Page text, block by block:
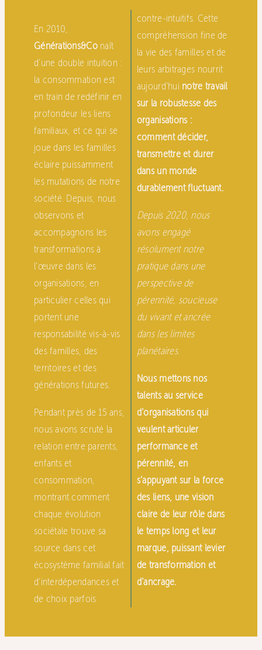
En 2010,
Générations&Conaît
d’une double intuition :
la consommation est
en train de redéfinir en
profondeur les liens
familiaux, et ce qui se
joue dans les familles
éclaire puissamment
les mutations de notre
société. Depuis, nous
observons et
accompagnons les
transformations à
l’œuvre dans les
organisations, en
particulier celles qui
portent une
responsabilité vis-à-vis
des familles, des
territoires et des
générations futures.
Pendant près de 15 ans,
nous avons scruté la
relation entre parents,
enfants et
consommation,
montrant comment
chaque évolution
sociétale trouve sa
source dans cet
écosystème familial fait
d’interdépendances et
de choix parfois
contre-intuitifs. Cette
compréhension fine de
la vie des familles et de
leurs arbitrages nourrit
aujourd’hui notre travail
sur la robustesse des
organisations :
comment décider,
transmettre et durer
dans un monde
durablement fluctuant.
Depuis 2020, nous
avons engagé
résolument notre
pratique dans une
perspective de
pérennité, soucieuse
du vivant et ancrée
dans les limites
planétaires.
Nous mettons nos
talents au service
d’organisations qui
veulent articuler
performance et
pérennité, en
s’appuyant sur la force
des liens, une vision
claire de leur rôle dans
le temps long et leur
marque, puissant levier
de transformation et
d’ancrage.